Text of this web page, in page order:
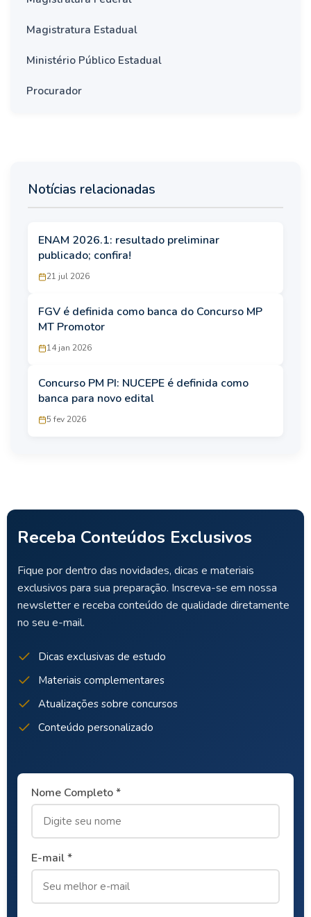
Magistratura Estadual
Ministério Público Estadual
Procurador
Notícias relacionadas
ENAM 2026.1: resultado preliminar
publicado; confira!
21 jul 2026
FGV é definida como banca do Concurso MP
MT Promotor
14 jan 2026
Concurso PM PI: NUCEPE é definida como
banca para novo edital
5 fev 2026
Receba Conteúdos Exclusivos
Fique por dentro das novidades, dicas e materiais
exclusivos para sua preparação. Inscreva-se em nossa
newsletter e receba conteúdo de qualidade diretamente
no seu e-mail.
Dicas exclusivas de estudo
Materiais complementares
Atualizações sobre concursos
Conteúdo personalizado
Nome Completo *
E-mail *